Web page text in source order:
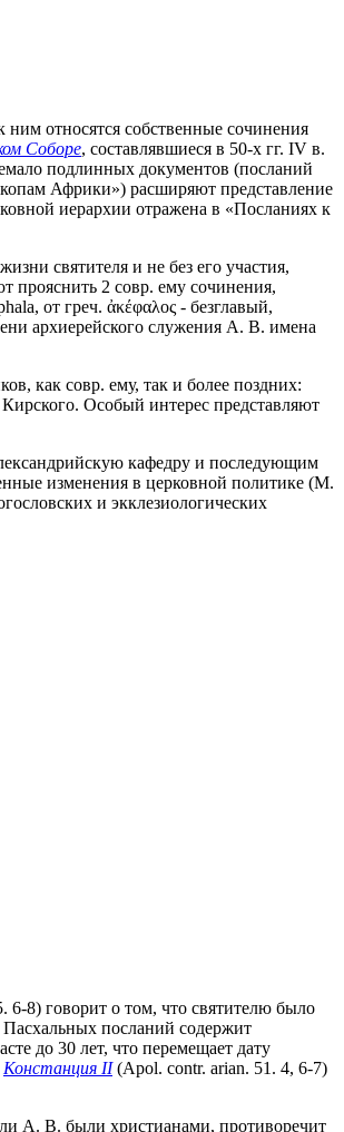
относятся собственные сочинения
Соборе, составлявшиеся в 50-х гг. IV в.
подлинных документов (посланий
Африки») расширяют представление
иерархии отражена в «Посланиях к
святителя и не без его участия,
прояснить 2 совр. ему сочинения,
от греч. ἀκέφαλος - безглавый,
архиерейского служения А. В. имена
как совр. ему, так и более поздних:
Кирского. Особый интерес представляют
кафедру и последующим
изменения в церковной политике (M.
и экклезиологических
8) говорит о том, что святителю было
посланий содержит
до 30 лет, что перемещает дату
Констанция II(Apol. contr. arian. 51. 4, 6-7)
А. В. были христианами, противоречит